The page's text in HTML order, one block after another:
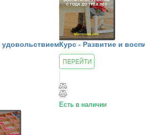
Курс - Развитие и
ПЕРЕЙТИ
Есть в наличии